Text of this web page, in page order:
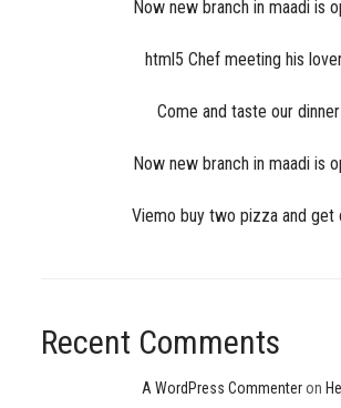
Now new branch in maadi is
html5 Chef meeting his
Come and taste our dinner
Now new branch in maadi is
Viemo buy two pizza and get
Recent Comments
A WordPress Commenteron